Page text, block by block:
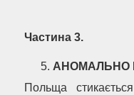
Частина 3.
АНОМАЛЬНО
Польща